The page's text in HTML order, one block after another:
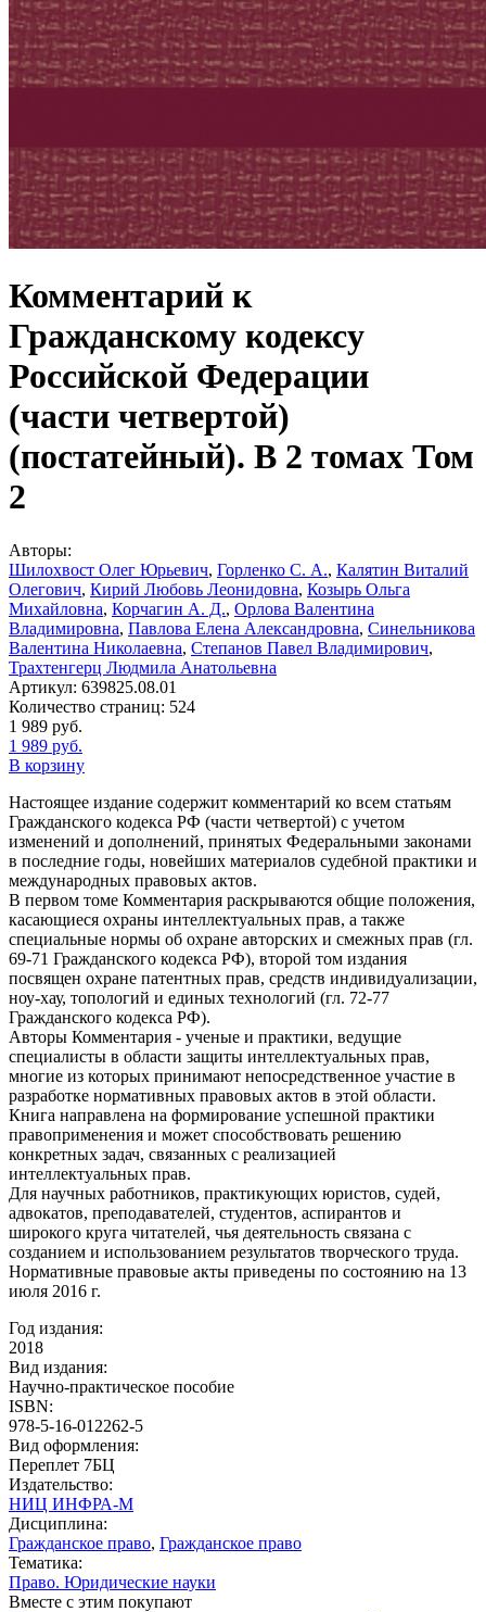
Комментарий к
Гражданскому кодексу
Российской Федерации
(части четвертой)
(постатейный). В 2 томах Том
2
Авторы:
Шилохвост Олег Юрьевич, Горленко С. А., Калятин Виталий
Олегович, Кирий Любовь Леонидовна, Козырь Ольга
Михайловна, Корчагин А. Д., Орлова Валентина
Владимировна, Павлова Елена Александровна, Синельникова
Валентина Николаевна, Степанов Павел Владимирович,
Трахтенгерц Людмила Анатольевна
Артикул: 639825.08.01
Количество страниц: 524
1 989 руб.
1 989 руб.
В корзину
Настоящее издание содержит комментарий ко всем статьям
Гражданского кодекса РФ (части четвертой) с учетом
изменений и дополнений, принятых Федеральными законами
в последние годы, новейших материалов судебной практики и
международных правовых актов.
В первом томе Комментария раскрываются общие положения,
касающиеся охраны интеллектуальных прав, а также
специальные нормы об охране авторских и смежных прав (гл.
69-71 Гражданского кодекса РФ), второй том издания
посвящен охране патентных прав, средств индивидуализации,
ноу-хау, топологий и единых технологий (гл. 72-77
Гражданского кодекса РФ).
Авторы Комментария - ученые и практики, ведущие
специалисты в области защиты интеллектуальных прав,
многие из которых принимают непосредственное участие в
разработке нормативных правовых актов в этой области.
Книга направлена на формирование успешной практики
правоприменения и может способствовать решению
конкретных задач, связанных с реализацией
интеллектуальных прав.
Для научных работников, практикующих юристов, судей,
адвокатов, преподавателей, студентов, аспирантов и
широкого круга читателей, чья деятельность связана с
созданием и использованием результатов творческого труда.
Нормативные правовые акты приведены по состоянию на 13
июля 2016 г.
Год издания:
2018
Вид издания:
Научно-практическое пособие
ISBN:
978-5-16-012262-5
Вид оформления:
Переплет 7БЦ
Издательство:
НИЦ ИНФРА-М
Дисциплина:
Гражданское право, Гражданское право
Тематика:
Право. Юридические науки
Вместе с этим покупают